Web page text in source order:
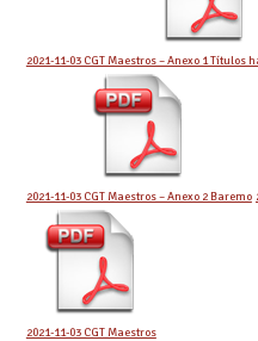
2021-11-03 CGT Maestros – Anexo 1
2021-11-03 CGT Maestros – Anexo 2 Baremo
2021-11-03 CGT Maestros